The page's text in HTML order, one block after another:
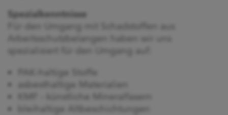
Spezialkenntnisse
Für den Umgang mit Schadstoffen aus
Arbeitsschutzbelangen haben wir uns
spezialisiert für den Umgang auf:
PAK-haltige Stoffe
asbesthaltige Materialien
KMF - künstliche Mineralfasern
bleihaltige Altbeschichtungen